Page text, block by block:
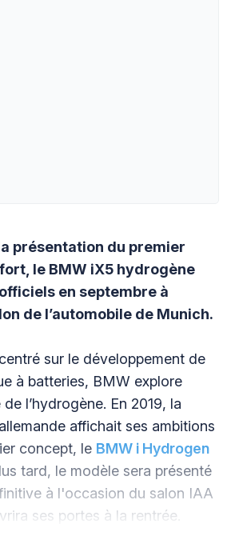
présentation du premier
le BMW iX5 hydrogène
en septembre à
de l’automobile de Munich.
sur le développement de
à batteries, BMW explore
l’hydrogène. En 2019, la
affichait ses ambitions
concept, le BMW i Hydrogen
tard, le modèle sera présenté
à l'occasion du salon IAA
ses portes à la rentrée.